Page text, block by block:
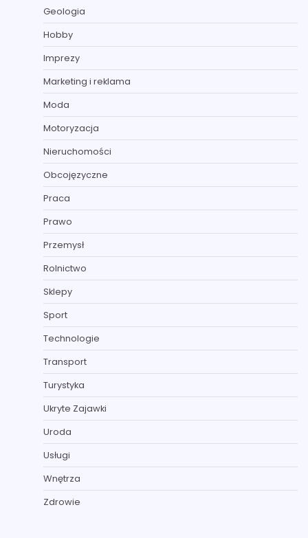
Geologia
Hobby
Imprezy
Marketing i reklama
Moda
Motoryzacja
Nieruchomości
Obcojęzyczne
Praca
Prawo
Przemysł
Rolnictwo
Sklepy
Sport
Technologie
Transport
Turystyka
Ukryte Zajawki
Uroda
Usługi
Wnętrza
Zdrowie